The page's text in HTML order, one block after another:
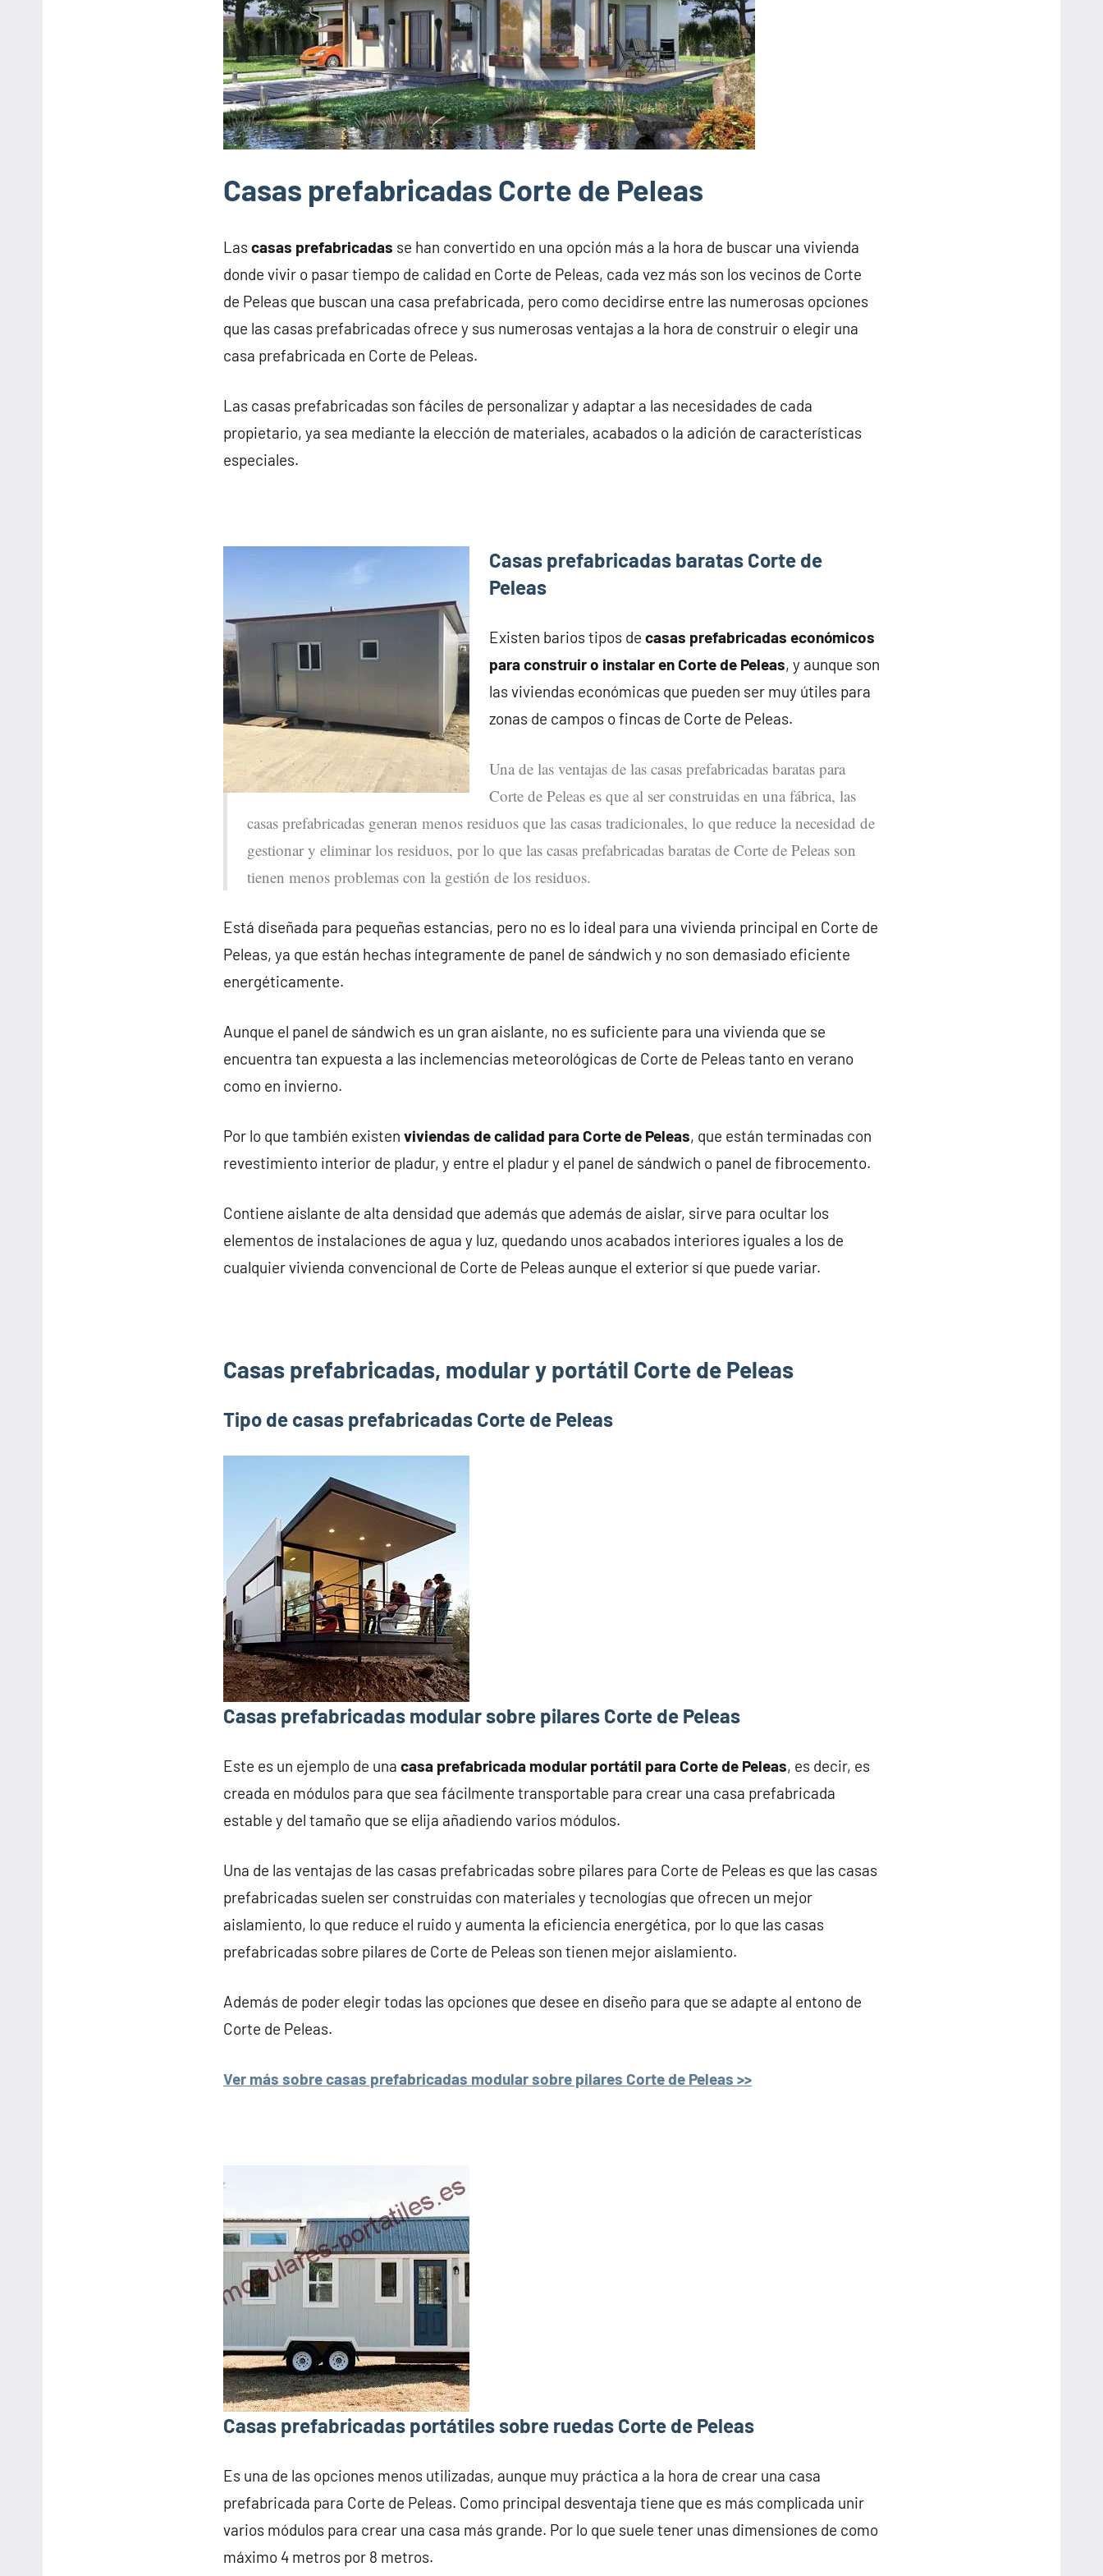
Casas prefabricadas Corte de Peleas
Lascasas prefabricadas se han convertido en una opción más a la hora de buscar una vivienda
donde vivir o pasar tiempo de calidad en Corte de Peleas, cada vez más son los vecinos de Corte
de Peleas que buscan una casa prefabricada, pero como decidirse entre las numerosas opciones
que las casas prefabricadas ofrece y sus numerosas ventajas a la hora de construir o elegir una
casa prefabricada en Corte de Peleas.
Las casas prefabricadas son fáciles de personalizar y adaptar a las necesidades de cada
propietario, ya sea mediante la elección de materiales, acabados o la adición de características
especiales.
Casas prefabricadas baratas Corte de
Peleas
Existen barios tipos de casas prefabricadas económicos
para construir o instalar en Corte de Peleas, y aunque son
las viviendas económicas que pueden ser muy útiles para
zonas de campos o fincas de Corte de Peleas.
Una de las ventajas de las casas prefabricadas baratas para
Corte de Peleas es que al ser construidas en una fábrica, las
casas prefabricadas generan menos residuos que las casas tradicionales, lo que reduce la necesidad de
gestionar y eliminar los residuos, por lo que las casas prefabricadas baratas de Corte de Peleas son
tienen menos problemas con la gestión de los residuos.
Está diseñada para pequeñas estancias, pero no es lo ideal para una vivienda principal en Corte de
Peleas, ya que están hechas íntegramente de panel de sándwich y no son demasiado eficiente
energéticamente.
Aunque el panel de sándwich es un gran aislante, no es suficiente para una vivienda que se
encuentra tan expuesta a las inclemencias meteorológicas de Corte de Peleas tanto en verano
como en invierno.
Por lo que también existen viviendas de calidad para Corte de Peleas, que están terminadas con
revestimiento interior de pladur, y entre el pladur y el panel de sándwich o panel de fibrocemento.
Contiene aislante de alta densidad que además que además de aislar, sirve para ocultar los
elementos de instalaciones de agua y luz, quedando unos acabados interiores iguales a los de
cualquier vivienda convencional de Corte de Peleas aunque el exterior sí que puede variar.
Casas prefabricadas, modular y portátil Corte de Peleas
Tipo de casas prefabricadas Corte de Peleas
Casas prefabricadas modular sobre pilares Corte de Peleas
Este es un ejemplo de una casa prefabricada modular portátil para Corte de Peleas, es decir, es
creada en módulos para que sea fácilmente transportable para crear una casa prefabricada
estable y del tamaño que se elija añadiendo varios módulos.
Una de las ventajas de las casas prefabricadas sobre pilares para Corte de Peleas es que las casas
prefabricadas suelen ser construidas con materiales y tecnologías que ofrecen un mejor
aislamiento, lo que reduce el ruido y aumenta la eficiencia energética, por lo que las casas
prefabricadas sobre pilares de Corte de Peleas son tienen mejor aislamiento.
Además de poder elegir todas las opciones que desee en diseño para que se adapte al entono de
Corte de Peleas.
Ver más sobre casas prefabricadas modular sobre pilares Corte de Peleas >>
Casas prefabricadas portátiles sobre ruedas Corte de Peleas
Es una de las opciones menos utilizadas, aunque muy práctica a la hora de crear una casa
prefabricada para Corte de Peleas. Como principal desventaja tiene que es más complicada unir
varios módulos para crear una casa más grande. Por lo que suele tener unas dimensiones de como
máximo 4 metros por 8 metros.